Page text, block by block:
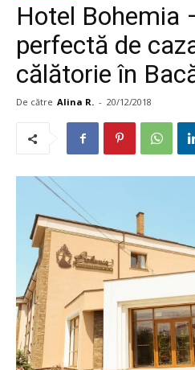
Hotel Bohemia
perfectă de
călătorie în
De către Alina R. - 20/12/2018